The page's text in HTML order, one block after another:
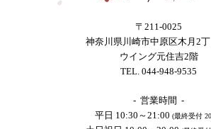
〒211-0025
神奈川県川崎市中原区木月2
ウイング元住吉2階
TEL. 044-948-9535
- 営業時間 -
平日 10:30～21:00 (最終受付